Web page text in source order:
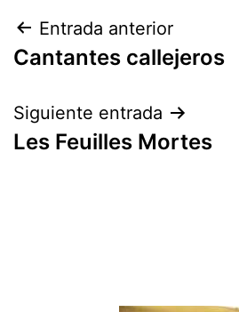
Navegación
de
entradas
Entrada anterior
Cantantes callejeros
Siguiente entrada
Les Feuilles Mortes